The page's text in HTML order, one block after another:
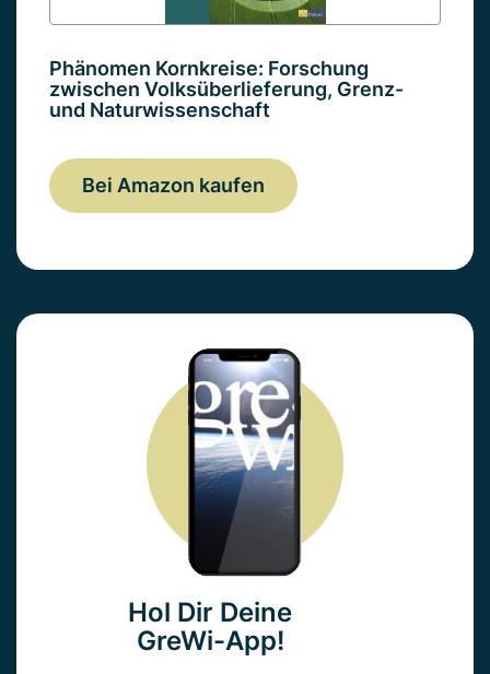
Phänomen Kornkreise: Forschung
zwischen Volksüberlieferung, Grenz-
und Naturwissenschaft
Bei Amazon kaufen
Hol Dir Deine
GreWi-App!